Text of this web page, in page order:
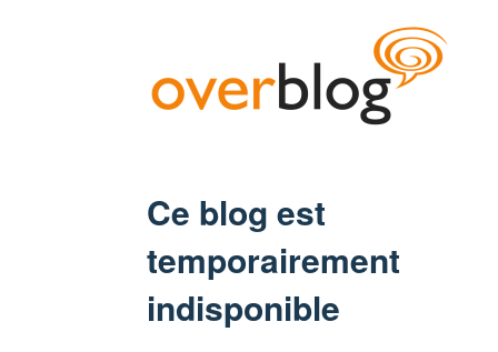
Ce blog est
temporairement
indisponible